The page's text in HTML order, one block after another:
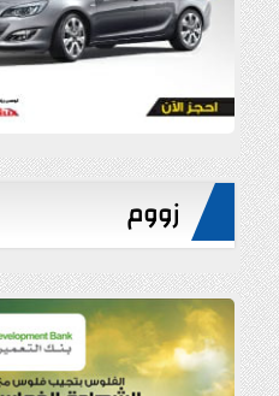
زووم